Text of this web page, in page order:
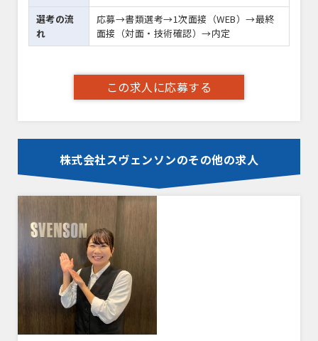
選考の流
れ
応募→書類選考→1次面接（WEB）→最終
面接（対面・技術確認）→内定
この求人に応募する
株式会社スヴェンソンのその他の求人